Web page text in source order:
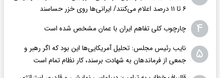
۶ تا ۱۱ درصد اعلام می‌کنند/ ایرانی‌ها روی خزر حساسند
۴ چارچوب کلی تفاهم ایران با عمان مشخص شده است
۵
نایب رئیس مجلس: تحلیل آمریکایی‌ها این بود که اگر رهبر و
جمعی از فرماندهان به شهادت برسند، کار نظام تمام است